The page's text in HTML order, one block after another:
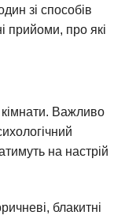
зі способів
прийоми, про які
Важливо
на настрій
блакитні